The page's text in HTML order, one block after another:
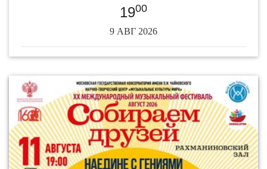
1900
9 АВГ 2026